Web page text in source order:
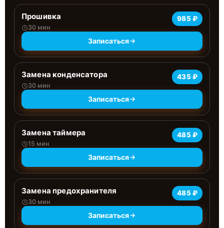
Прошивка
30 мин
985 ₽
Записаться
Замена конденсатора
30 мин
435 ₽
Записаться
Замена таймера
15 мин
485 ₽
Записаться
Замена предохранителя
30 мин
485 ₽
Записаться